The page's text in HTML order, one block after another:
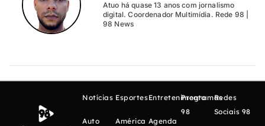
Atuo há quase 13 anos com jornalismo
digital. Coordenador Multimídia. Rede 98 |
98 News
Notícias
Auto
Esportes
América
Entretenimento
Agenda
Programas
98
Redes
Sociais 98